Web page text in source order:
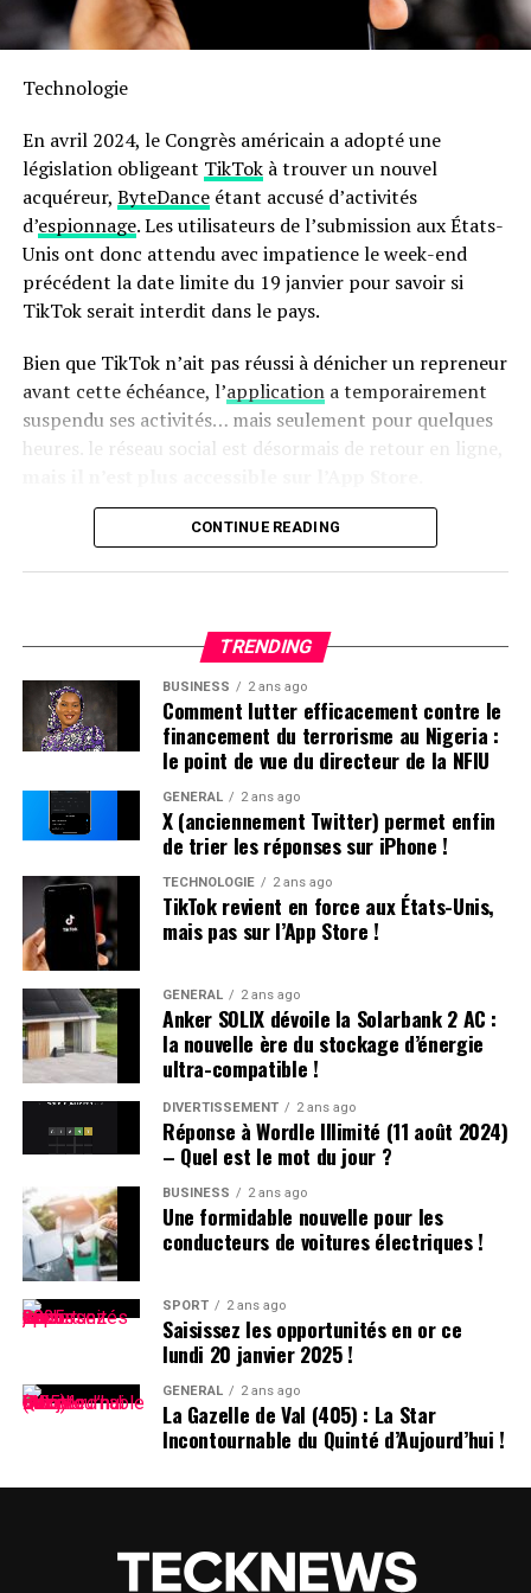
Sa capacité généreuse permet non seulement la
moins énergivore et presque deux fois plus rapide qu’un
tactile facilite son utilisation quotidienne.
en outre, le panier antiadhésif compatible lave-vaisselle
simplifie grandement l’entretien après chaque
utilisation. N’oubliez pas qu’il s’agit là encore d’une
offre temporaire ; ne tardez donc pas si vous souhaitez
profiter du meilleur prix possible sur cette friteuse
Pour accéder à cette remise exceptionnelle :
Technologie
En avril 2024, le Congrès américain a adopté une
législation obligeant TikTokà trouver un nouvel
acquéreur, ByteDanceétant accusé d’activités
d’espionnage. Les utilisateurs de l’submission aux États-
Unis ont donc attendu avec impatience le week-end
précédent la date limite du 19 janvier pour savoir si
TikTok serait interdit dans le pays.
Bien que TikTok n’ait pas réussi à dénicher un repreneur
avant cette échéance, l’applicationa temporairement
suspendu ses activités… mais seulement pour quelques
heures. le réseau social est désormais de retour en ligne,
Retour de TikTok : Une Absence
Persistante sur l’App Store
App store par un communiqué officiel.«Apple doit
respecter les lois en vigueur dans les régions où elle
opère. Selon la loi Protecting Americans from Foreign
Adversary Controlled Applications act, les applications
développées par ByteDance ltd., y compris TikTok et ses
filiales comme CapCut et Lemon8, ne pourront plus être
téléchargées ou mises à jour sur l’App Store pour les
utilisateurs américains après le 19 janvier 2025», précise
la société.
Il est crucial de souligner que les utilisateurs américains
ayant déjà installé TikTok peuvent toujours accéder au
service. Cependant, ils ne recevront plus aucune mise à
jour future de l’application. L’avenir du réseau social
pourrait dépendre des décisions du nouveau président
des États-Unis.
DÉCLARATION DE TIKTOK :
>
En collaboration avec nos
partenaires techniques,
nous travaillons activement
à rétablir notre service.
Nous remercions le
président Trump pour avoir
rassuré nos partenaires
CONTINUE READING
TRENDING
BUSINESS 2 ans ago
Comment lutter efficacement contre le
financement du terrorisme au Nigeria :
le point de vue du directeur de la NFIU
GÉNÉRAL 2 ans ago
X (anciennement Twitter) permet enfin
de trier les réponses sur iPhone !
TECHNOLOGIE 2 ans ago
TikTok revient en force aux États-Unis,
mais pas sur l’App Store !
GÉNÉRAL 2 ans ago
Anker SOLIX dévoile la Solarbank 2 AC :
la nouvelle ère du stockage d’énergie
ultra-compatible !
DIVERTISSEMENT 2 ans ago
Réponse à Wordle Illimité (11 août 2024)
– Quel est le mot du jour ?
BUSINESS 2 ans ago
Une formidable nouvelle pour les
conducteurs de voitures électriques !
SPORT 2 ans ago
Saisissez les opportunités en or ce
lundi 20 janvier 2025 !
GÉNÉRAL 2 ans ago
La Gazelle de Val (405) : La Star
Incontournable du Quinté d’Aujourd’hui !